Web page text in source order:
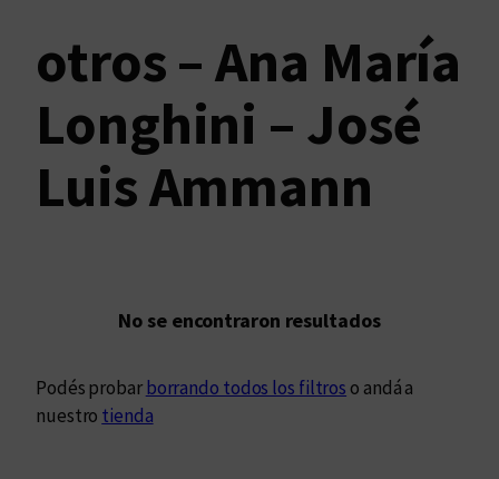
otros – Ana María
Longhini – José
Luis Ammann
No se encontraron resultados
Podés probarborrando todos los filtros o andá a
nuestro tienda